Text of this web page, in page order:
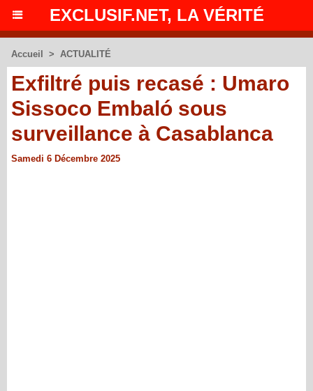
EXCLUSIF.NET, LA VÉRITÉ
Accueil > ACTUALITÉ
Exfiltré puis recasé : Umaro
Sissoco Embaló sous
surveillance à Casablanca
Samedi 6 Décembre 2025